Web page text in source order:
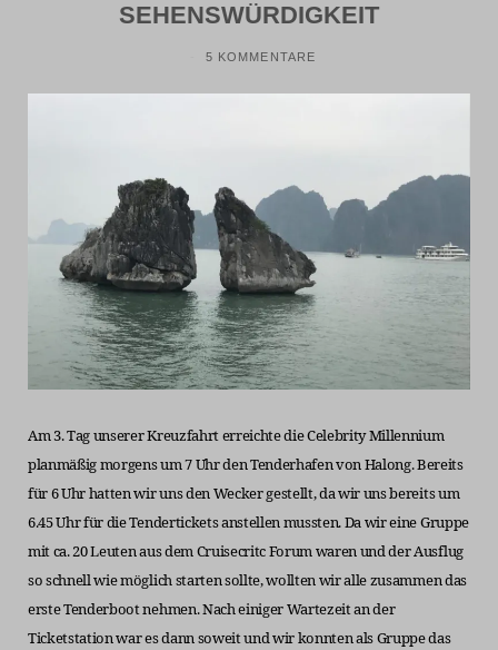
SEHENSWÜRDIGKEIT
5 KOMMENTARE
Am 3. Tag unserer Kreuzfahrt erreichte die Celebrity Millennium
planmäßig morgens um 7 Uhr den Tenderhafen von Halong. Bereits
für 6 Uhr hatten wir uns den Wecker gestellt, da wir uns bereits um
6.45 Uhr für die Tendertickets anstellen mussten. Da wir eine Gruppe
mit ca. 20 Leuten aus dem Cruisecritc Forum waren und der Ausflug
so schnell wie möglich starten sollte, wollten wir alle zusammen das
erste Tenderboot nehmen. Nach einiger Wartezeit an der
Ticketstation war es dann soweit und wir konnten als Gruppe das